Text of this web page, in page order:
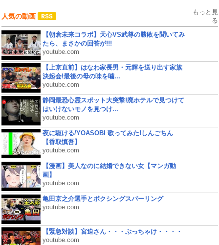
人気の動画
もっと見
る
【朝倉未来コラボ】天心VS武尊の勝敗を聞いてみ
たら、まさかの回答が!!!
youtube.com
【上京直前】はなわ家長男・元輝を送り出す家族
決起会!最後の母の味を噛...
youtube.com
静岡最恐心霊スポット大突撃!廃ホテルで見つけて
はいけないモノを見つけ...
youtube.com
夜に駆ける/YOASOBI 歌ってみた!しんごちん
【香取慎吾】
youtube.com
【漫画】美人なのに結婚できない女【マンガ動
画】
youtube.com
亀田京之介選手とボクシングスパーリング
youtube.com
【緊急対談】宮迫さん・・・ぶっちゃけ・・・・
youtube.com